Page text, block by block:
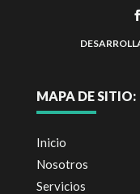
MAPA DE SITIO:
Inicio
Nosotros
Servicios